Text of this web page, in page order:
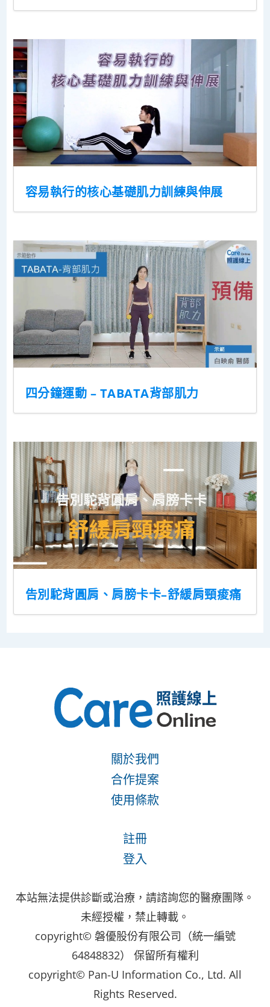
容易執行的核心基礎肌力訓練與伸展
四分鐘運動 – TABATA背部肌力
告別駝背圓肩、肩膀卡卡–舒緩肩頸痠痛
關於我們
合作提案
使用條款
註冊
登入
本站無法提供診斷或治療，請諮詢您的醫療團隊。
未經授權，禁止轉載。
copyright© 磐優股份有限公司（統一編號
64848832） 保留所有權利
copyright© Pan-U Information Co., Ltd. All
Rights Reserved.